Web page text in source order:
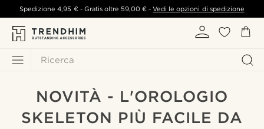
Ricerca
Spedizione4,95 €- Gratis oltre 59,00 € -Vedi le opzioni di spedizione
NOVITÀ - L'OROLOGIO
SKELETON PIÙ FACILE DA